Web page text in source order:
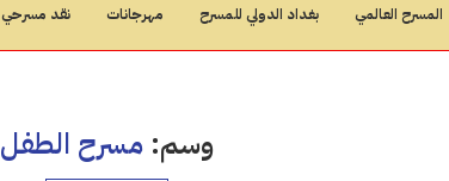
المسرح العالمي بغداد الدولي للمسرح مهرجانات نقد مسرحي
وسم: مسرح الطفل